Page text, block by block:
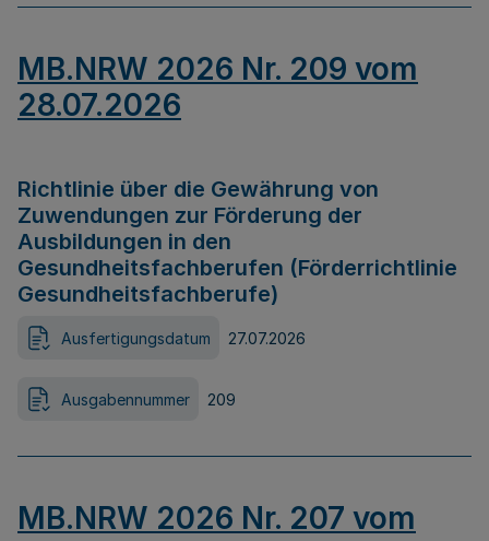
MB.NRW 2026 Nr. 209 vom
28.07.2026
Richtlinie über die Gewährung von
Zuwendungen zur Förderung der
Ausbildungen in den
Gesundheitsfachberufen (Förderrichtlinie
Gesundheitsfachberufe)
Ausfertigungsdatum 27.07.2026
Ausgabennummer 209
MB.NRW 2026 Nr. 207 vom